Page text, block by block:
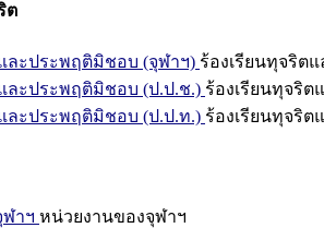
ต
ละประพฤติมิชอบ (จุฬาฯ) ร้องเรียนทุจริต
ละประพฤติมิชอบ (ป.ป.ช.) ร้องเรียนทุจริ
ละประพฤติมิชอบ (ป.ป.ท.) ร้องเรียนทุจริ
าฯ หน่วยงานของจุฬาฯ